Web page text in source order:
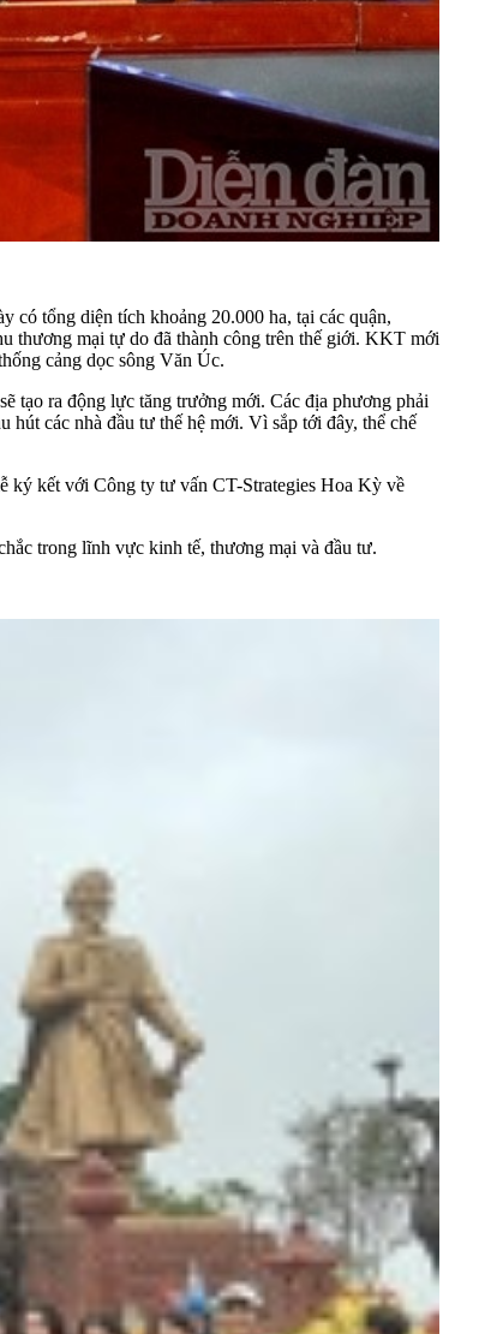
tổng diện tích khoảng 20.000 ha, tại các quận,
thương mại tự do đã thành công trên thế giới. KKT mới
cảng dọc sông Văn Úc.
ra động lực tăng trưởng mới. Các địa phương phải
các nhà đầu tư thế hệ mới. Vì sắp tới đây, thể chế
ký kết với Công ty tư vấn CT-Strategies Hoa Kỳ về
trong lĩnh vực kinh tế, thương mại và đầu tư.